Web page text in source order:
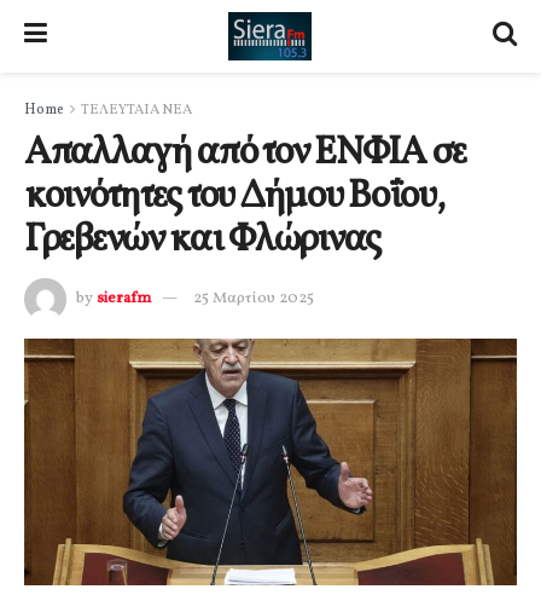
Home ΤΕΛΕΥΤΑΙΑ ΝΕΑ
Απαλλαγή από τον ΕΝΦΙΑ σε
κοινότητες του Δήμου Βοΐου,
Γρεβενών και Φλώρινας
by sierafm 25 Μαρτίου 2025